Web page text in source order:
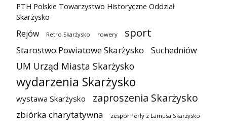
PTH Polskie Towarzystwo Historyczne Oddział
Skarżysko
Rejów Retro Skarżysko rowery sport
Starostwo Powiatowe Skarżysko Suchedniów
UM Urząd Miasta Skarżysko
wydarzenia Skarżysko
wystawa Skarżysko zaproszenia Skarżysko
zbiórka charytatywna zespół Perły z Lamusa Skarżysko